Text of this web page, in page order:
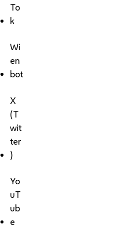
To
k
Wi
en
bot
X
(T
wit
ter
)
Yo
uT
ub
e